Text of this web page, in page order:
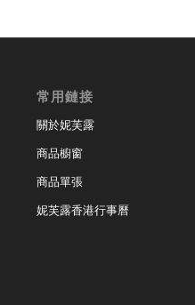
常用鏈接
關於妮芙露
商品櫥窗
商品單張
妮芙露香港行事曆